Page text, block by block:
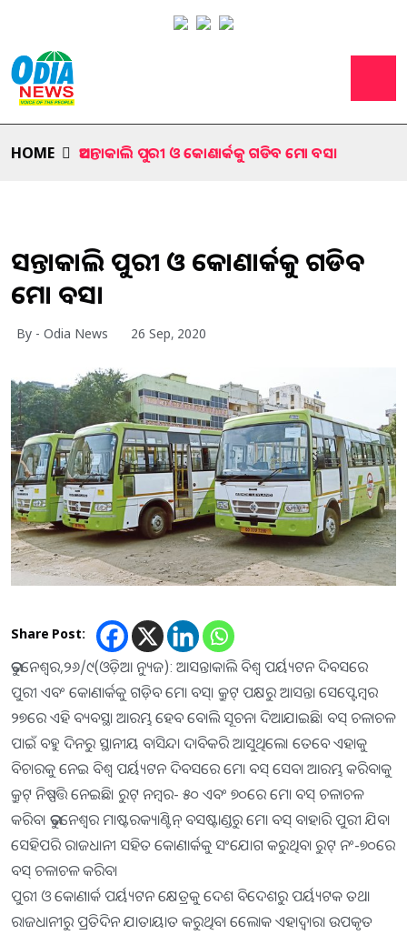
HOME ଆସନ୍ତାକାଲି ପୁରୀ ଓ କୋଣାର୍କକୁ ଗଡିବ ମୋ ବସ।
ଆସନ୍ତାକାଲି ପୁରୀ ଓ କୋଣାର୍କକୁ ଗଡିବ
ମୋ ବସ।
By - Odia News 26 Sep, 2020
Share Post:
ଭୁବନେଶ୍ୱର,୨୬/୯(ଓଡ଼ିଆ ନ୍ୟୁଜ): ଆସନ୍ତାକାଲି ବିଶ୍ୱ ପର୍ୟ୍ୟଟନ ଦିବସରେ
ପୁରୀ ଏବଂ କୋଣାର୍କକୁ ଗଡ଼ିବ ମୋ ବସ୍। କ୍ରୁଟ୍ ପକ୍ଷରୁ ଆସନ୍ତା ସେପ୍ଟେମ୍ବର
୨୭ରେ ଏହି ବ୍ୟବସ୍ଥା ଆରମ୍ଭ ହେବ ବୋଲି ସୂଚନା ଦିଆଯାଇଛି। ବସ୍ ଚଳାଚଳ
ପାଇଁ ବହୁ ଦିନରୁ ସ୍ଥାନୀୟ ବାସିନ୍ଦା ଦାବିକରି ଆସୁଥିଲେ। ତେବେ ଏହାକୁ
ବିଚାରକୁ ନେଇ ବିଶ୍ୱ ପର୍ୟ୍ୟଟନ ଦିବସରେ ମୋ ବସ୍ ସେବା ଆରମ୍ଭ କରିବାକୁ
କ୍ରୁଟ୍ ନିଷ୍ପତ୍ତି ନେଇଛି। ରୁଟ୍ ନମ୍ବର- ୫୦ ଏବଂ ୭୦ରେ ମୋ ବସ୍ ଚଳାଚଳ
କରିବ। ଭୁବନେଶ୍ୱର ମାଷ୍ଟରକ୍ୟାଣ୍ଟିନ୍ ବସଷ୍ଟାଣ୍ଡରୁ ମୋ ବସ୍ ବାହାରି ପୁରୀ ଯିବ।
ସେହିପରି ରାଜଧାନୀ ସହିତ କୋଣାର୍କକୁ ସଂଯୋଗ କରୁଥିବା ରୁଟ୍ ନଂ-୭୦ରେ
ବସ୍ ଚଳାଚଳ କରିବ।
ପୁରୀ ଓ କୋଣାର୍କ ପର୍ୟ୍ୟଟନ କ୍ଷେତ୍ରକୁ ଦେଶ ବିଦେଶରୁ ପର୍ୟ୍ୟଟକ ତଥା
ରାଜଧାନୀରୁ ପ୍ରତିଦିନ ଯାତାୟାତ କରୁଥିବା ଲୋେକ ଏହାଦ୍ୱାରା ଉପକୃତ